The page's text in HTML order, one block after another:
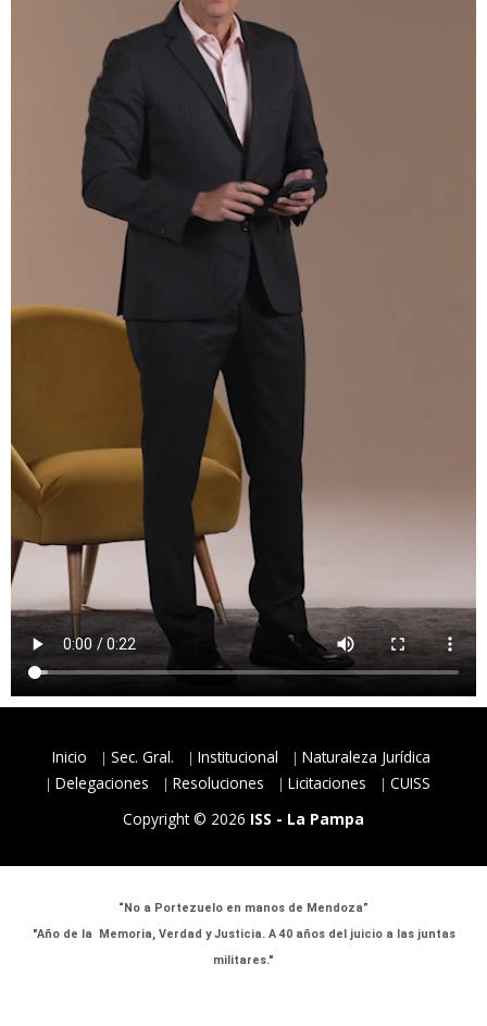
Inicio Sec. Gral. Institucional
Naturaleza Jurídica
Delegaciones
Resoluciones Licitaciones
CUISS
Copyright © 2026 ISS - La Pampa
“No a Portezuelo en manos de Mendoza”
"Año de la Memoria, Verdad y Justicia. A 40 años del juicio a las juntas
militares."